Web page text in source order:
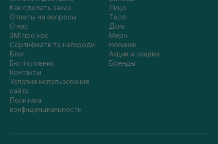
Как сделать заказ
Ответы на вопросы
О нас
ЗМІ про нас
Сертифікати та нагороди
Блог
Бюті словник
Контакты
Условия использования
сайта
Политика
конфиденциальности
Лицо
Тело
Дом
Мерч
Новинки
Акции и скидки
Бренды